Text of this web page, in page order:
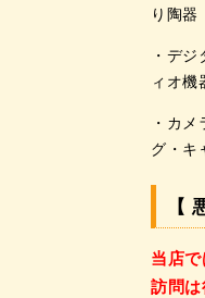
り陶器
・デ
ィオ機
・カ
グ・キ
【
当店で
訪問は